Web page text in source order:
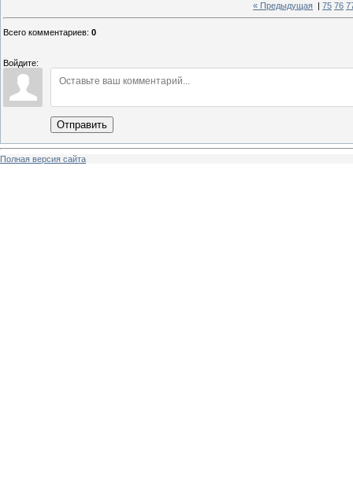
« Предыдущая 75 76
Всего комментариев: 0
Войдите:
Отправить
Полная версия сайта